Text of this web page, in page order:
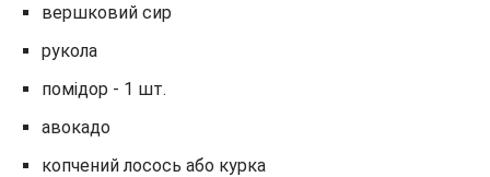
вершковий сир
рукола
помідор - 1 шт.
авокадо
копчений лосось або курка